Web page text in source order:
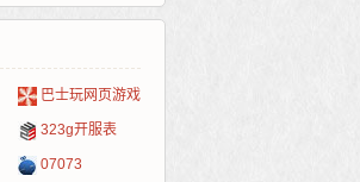
页游网
新浪游戏
网易游戏